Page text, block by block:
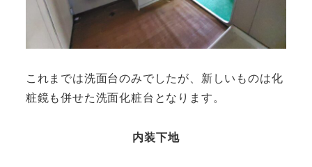
これまでは洗面台のみでしたが、新しいものは化
粧鏡も併せた洗面化粧台となります。
内装下地